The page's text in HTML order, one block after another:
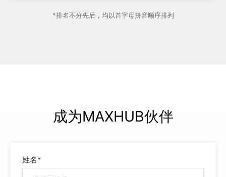
*排名不分先后，均以首字母拼音顺序排列
成为MAXHUB伙伴
姓名*